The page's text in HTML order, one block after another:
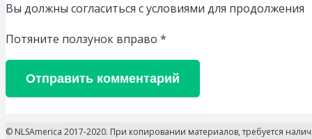
Вы должны согласиться с условиями для продолжения
Потяните ползунок вправо *
Отправить комментарий
© NLSAmerica 2017-2020. При копировании материалов, требуется